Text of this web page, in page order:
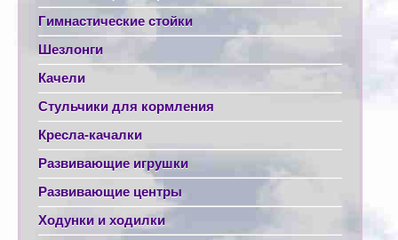
Гимнастические стойки
Шезлонги
Качели
Стульчики для кормления
Кресла-качалки
Развивающие игрушки
Развивающие центры
Ходунки и ходилки